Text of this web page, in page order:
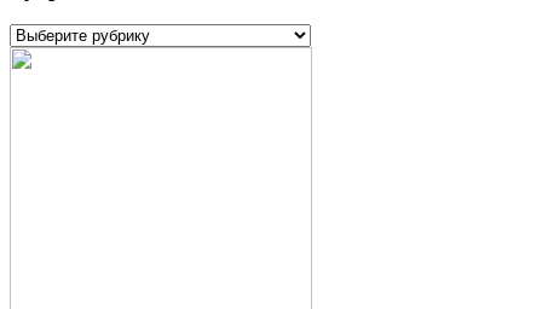
Рубрики